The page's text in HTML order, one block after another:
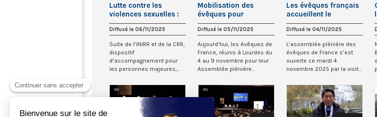
Lutte contre les
violences sexuelles :
point d’étape
Diffusé le 06/11/2025
Suite de l’INIRR et de la CRR,
dispositif
d’accompagnement pour
les personnes majeures,
Mobilisation des
évêques pour
l’enseignement
catholique
Diffusé le 05/11/2025
Aujourd’hui, les évêques de
France, réunis à Lourdes du
4 au 9 novembre pour leur
Assemblée plénière
Les évêques français
accueillent le
patriarche de
Constantinople
Bartholomée 1er
Diffusé le 04/11/2025
L’assemblée plénière des
évêques de France s’est
ouverte ce mardi 4
novembre 2025 par la visite